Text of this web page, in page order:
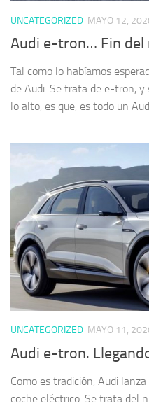
UNCATEGORIZED MAYO 12,
Audi e-tron… Fin del
Tal como lo habíamos
de Audi. Se trata de e-tron,
lo alto, es que, es todo un
UNCATEGORIZED MAYO 11,
Audi e-tron.
Como es tradición, Audi
coche eléctrico. Se trata del